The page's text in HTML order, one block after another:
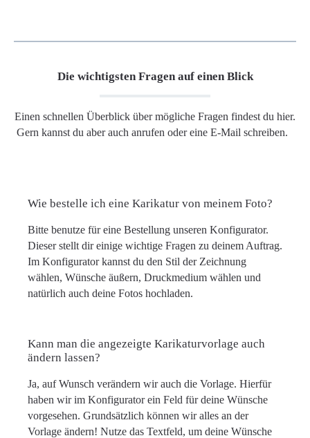
Die wichtigsten Fragen auf einen Blick
Einen schnellen Überblick über mögliche Fragen findest du hier.
Gern kannst du aber auch anrufen oder eine E-Mail schreiben.
Wie bestelle ich eine Karikatur von meinem Foto?
Bitte benutze für eine Bestellung unseren Konfigurator.
Dieser stellt dir einige wichtige Fragen zu deinem Auftrag.
Im Konfigurator kannst du den Stil der Zeichnung
wählen, Wünsche äußern, Druckmedium wählen und
natürlich auch deine Fotos hochladen.
Kann man die angezeigte Karikaturvorlage auch
ändern lassen?
Ja, auf Wunsch verändern wir auch die Vorlage. Hierfür
haben wir im Konfigurator ein Feld für deine Wünsche
vorgesehen. Grundsätzlich können wir alles an der
Vorlage ändern! Nutze das Textfeld, um deine Wünsche